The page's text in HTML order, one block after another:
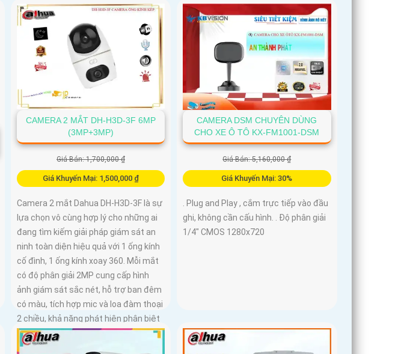
lượng lưu trữ hiệu quả
còn được trang bị công nghệ phát
hiện chuyển động thông minh tăng
cường an ninh cho không gian của
bạn. Loại Camera quan sát Wifi Không
Dây CS-C6N-R105-1L3WF 3
CAMERA 2 MẮT DH-H3D-3F 6MP
(3MP+3MP)
Giá Bán: 1,700,000 ₫
Giá Khuyến Mại: 1,500,000 ₫
Camera 2 mắt Dahua DH-H3D-3F là sự
lựa chọn vô cùng hợp lý cho những ai
đang tìm kiếm giải pháp giám sát an
ninh toàn diện hiệu quả với 1 ống kính
cố đình, 1 ống kính xoay 360. Mỗi mắt
có độ phân giải 2MP cung cấp hình
ảnh giám sát sắc nét, hỗ trợ ban đêm
có màu, tích hợp mic và loa đàm thoại
2 chiều, khả năng phát hiện phân biệt
người vật độ chính xác cao
CAMERA DSM CHUYÊN DÙNG
CHO XE Ô TÔ KX-FM1001-DSM
Giá Bán: 5,160,000 ₫
Giá Khuyến Mại: 30%
. Plug and Play , cắm trực tiếp vào đầu
ghi, không cần cấu hình. . Độ phân giải
1/4" CMOS 1280x720